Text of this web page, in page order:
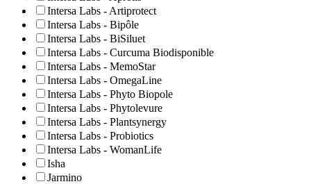
Intersa Labs - Artiprotect
Intersa Labs - Bipôle
Intersa Labs - BiSiluet
Intersa Labs - Curcuma Biodisponible
Intersa Labs - MemoStar
Intersa Labs - OmegaLine
Intersa Labs - Phyto Biopole
Intersa Labs - Phytolevure
Intersa Labs - Plantsynergy
Intersa Labs - Probiotics
Intersa Labs - WomanLife
Isha
Jarmino